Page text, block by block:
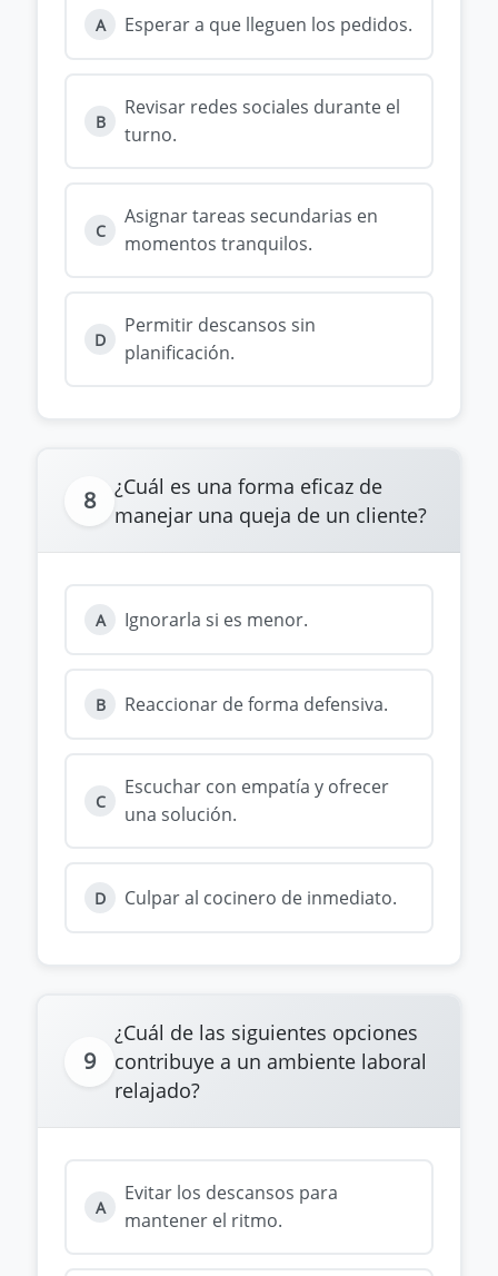
A Esperar a que lleguen los pedidos.
B
Revisar redes sociales durante el
turno.
C
Asignar tareas secundarias en
momentos tranquilos.
D
Permitir descansos sin
planificación.
8
¿Cuál es una forma eficaz de
manejar una queja de un cliente?
A Ignorarla si es menor.
B Reaccionar de forma defensiva.
C
Escuchar con empatía y ofrecer
una solución.
D Culpar al cocinero de inmediato.
9
¿Cuál de las siguientes opciones
contribuye a un ambiente laboral
relajado?
A
Evitar los descansos para
mantener el ritmo.